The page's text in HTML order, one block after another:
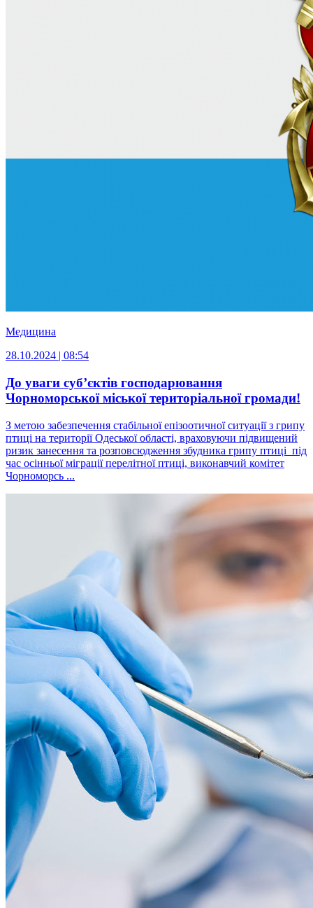
Медицина
28.10.2024 | 08:54
До уваги суб’єктів господарювання
Чорноморської міської територіальної громади!
З метою забезпечення стабільної епізоотичної ситуації з грипу
птиці на території Одеської області, враховуючи підвищений
ризик занесення та розповсюдження збудника грипу птиці під
час осінньої міграції перелітної птиці, виконавчий комітет
Чорноморсь ...